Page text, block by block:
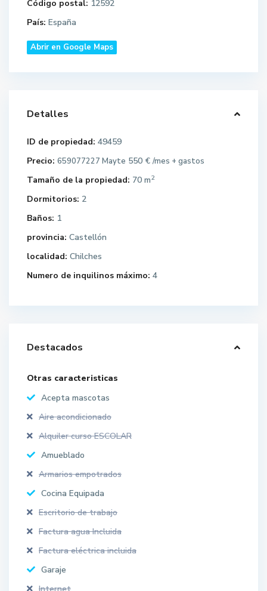
Código postal: 12592
País: España
Abrir en Google Maps
Detalles
ID de propiedad: 49459
Precio: 659077227 Mayte 550 € /mes + gastos
Tamaño de la propiedad: 70 m2
Dormitorios: 2
Baños: 1
provincia: Castellón
localidad: Chilches
Numero de inquilinos máximo: 4
Destacados
Otras caracteristicas
Acepta mascotas
Aire acondicionado
Alquiler curso ESCOLAR
Amueblado
Armarios empotrados
Cocina Equipada
Escritorio de trabajo
Factura agua Incluida
Factura eléctrica incluida
Garaje